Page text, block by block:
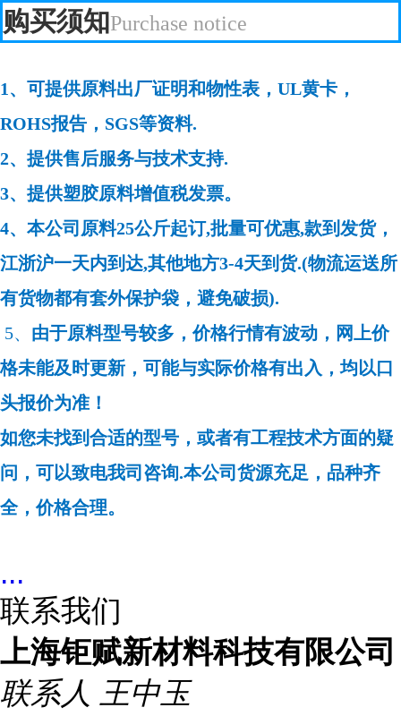
购买须知Purchase notice
1、可提供原料出厂证明和物性表，UL黄卡，
ROHS报告，SGS等资料.
2、提供售后服务与技术支持.
3、提供塑胶原料增值税发票。
4、本公司原料25公斤起订,批量可优惠,款到发货，
江浙沪一天内到达,其他地方3-4天到货.(物流运送所
有货物都有套外保护袋，避免破损).
5、 由于原料型号较多，价格行情有波动，网上价
格未能及时更新，可能与实际价格有出入，均以口
头报价为准！
如您未找到合适的型号，或者有工程技术方面的疑
问，可以致电我司咨询.本公司货源充足，品种齐
全，价格合理。
...
联系我们
上海钜赋新材料科技有限公司
联系人 王中玉